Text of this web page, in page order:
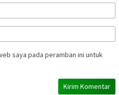
saya pada peramban ini untuk